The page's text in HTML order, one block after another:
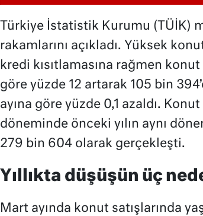
Türkiye İstatistik Kurumu (TÜİK)
rakamlarını açıkladı. Yüksek
kredi kısıtlamasına rağmen
göre yüzde 12 artarak 105 bin
ayına göre yüzde 0,1 azaldı.
döneminde önceki yılın aynı
279 bin 604 olarak gerçekleşti.
Yıllıkta düşüşün üç
Mart ayında konut satışlarında